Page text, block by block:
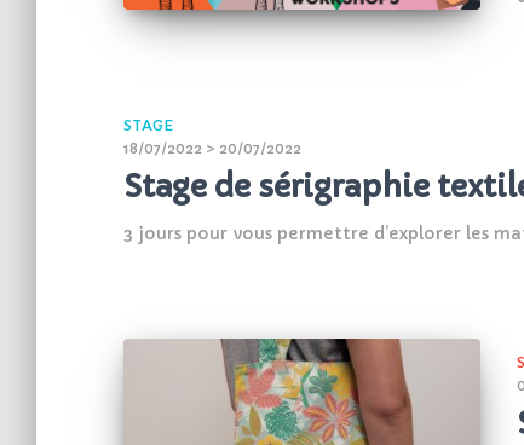
STAGE
18/07/2022 > 20/07/2022
Stage de sérigraphie
3 jours pour vous permettre d’explorer les